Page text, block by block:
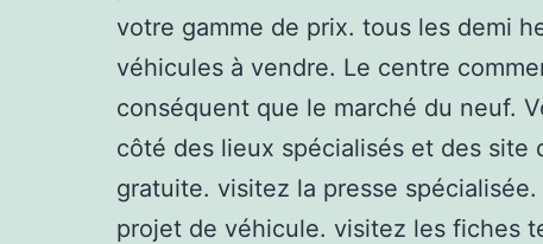
votre gamme de prix. tous les demi
véhicules à vendre. Le centre
conséquent que le marché du neuf.
côté des lieux spécialisés et des site
gratuite. visitez la presse
projet de véhicule. visitez les fiches